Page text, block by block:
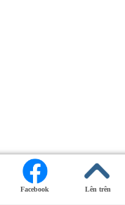
Facebook Lên trên
by Huỳnh Gia Phát.